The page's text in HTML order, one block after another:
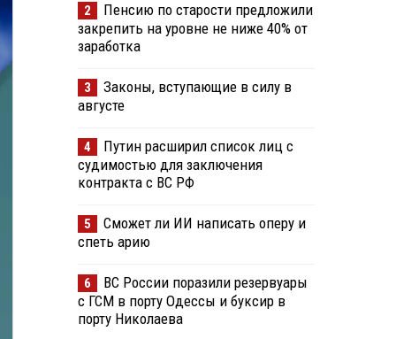
2
Пенсию по старости предложили
закрепить на уровне не ниже 40% от
заработка
3
Законы, вступающие в силу в
августе
4
Путин расширил список лиц с
судимостью для заключения
контракта с ВС РФ
5
Сможет ли ИИ написать оперу и
спеть арию
6
ВС России поразили резервуары
с ГСМ в порту Одессы и буксир в
порту Николаева